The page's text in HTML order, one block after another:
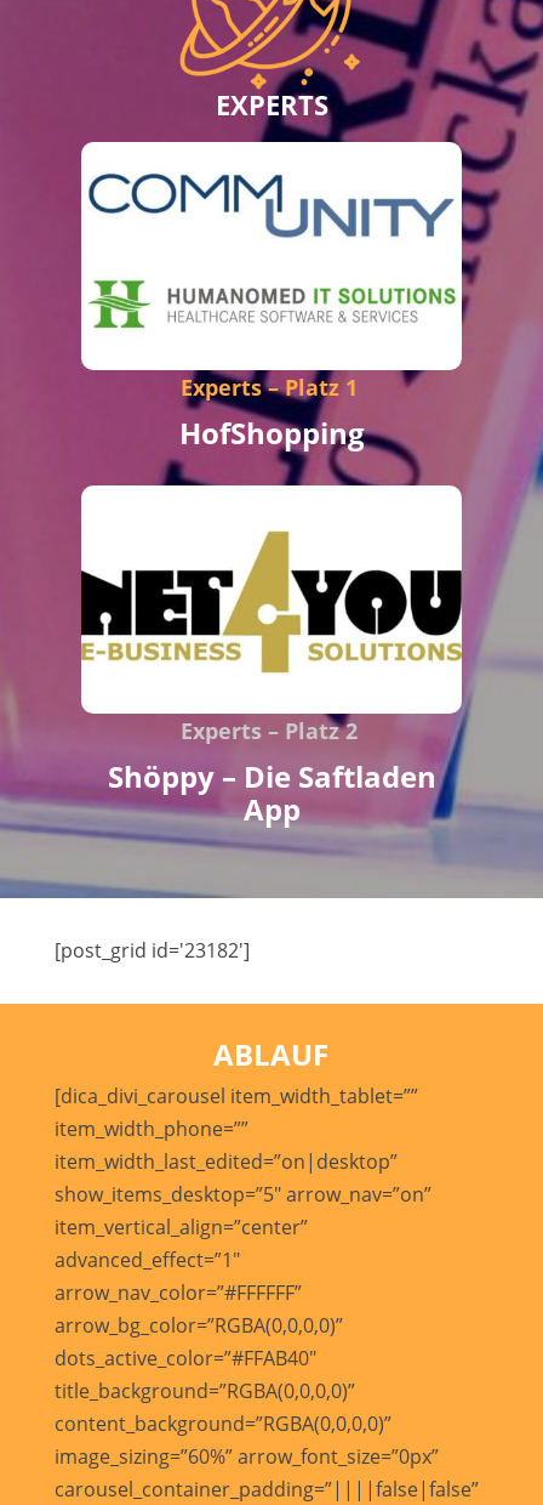
EXPERTS
Experts – Platz 1
HofShopping
Experts – Platz 2
Shöppy – Die Saftladen
App
[post_grid id='23182']
ABLAUF
[dica_divi_carousel item_width_tablet=””
item_width_phone=””
item_width_last_edited=”on|desktop”
show_items_desktop=”5″ arrow_nav=”on”
item_vertical_align=”center”
advanced_effect=”1″
arrow_nav_color=”#FFFFFF”
arrow_bg_color=”RGBA(0,0,0,0)”
dots_active_color=”#FFAB40″
title_background=”RGBA(0,0,0,0)”
content_background=”RGBA(0,0,0,0)”
image_sizing=”60%” arrow_font_size=”0px”
carousel_container_padding=”||||false|false”